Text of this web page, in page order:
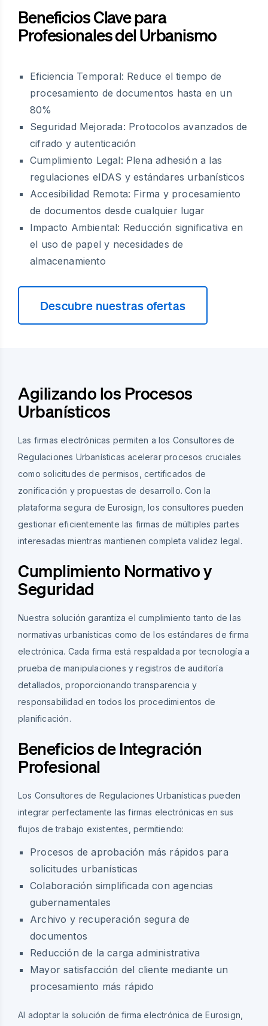
Beneficios Clave para
Profesionales del Urbanismo
Eficiencia Temporal: Reduce el tiempo de
procesamiento de documentos hasta en un
80%
Seguridad Mejorada: Protocolos avanzados de
cifrado y autenticación
Cumplimiento Legal: Plena adhesión a las
regulaciones eIDAS y estándares urbanísticos
Accesibilidad Remota: Firma y procesamiento
de documentos desde cualquier lugar
Impacto Ambiental: Reducción significativa en
el uso de papel y necesidades de
almacenamiento
Descubre nuestras ofertas
Agilizando los Procesos
Urbanísticos
Las firmas electrónicas permiten a los Consultores de
Regulaciones Urbanísticas acelerar procesos cruciales
como solicitudes de permisos, certificados de
zonificación y propuestas de desarrollo. Con la
plataforma segura de Eurosign, los consultores pueden
gestionar eficientemente las firmas de múltiples partes
interesadas mientras mantienen completa validez legal.
Cumplimiento Normativo y
Seguridad
Nuestra solución garantiza el cumplimiento tanto de las
normativas urbanísticas como de los estándares de firma
electrónica. Cada firma está respaldada por tecnología a
prueba de manipulaciones y registros de auditoría
detallados, proporcionando transparencia y
responsabilidad en todos los procedimientos de
planificación.
Beneficios de Integración
Profesional
Los Consultores de Regulaciones Urbanísticas pueden
integrar perfectamente las firmas electrónicas en sus
flujos de trabajo existentes, permitiendo:
Procesos de aprobación más rápidos para
solicitudes urbanísticas
Colaboración simplificada con agencias
gubernamentales
Archivo y recuperación segura de
documentos
Reducción de la carga administrativa
Mayor satisfacción del cliente mediante un
procesamiento más rápido
Al adoptar la solución de firma electrónica de Eurosign,